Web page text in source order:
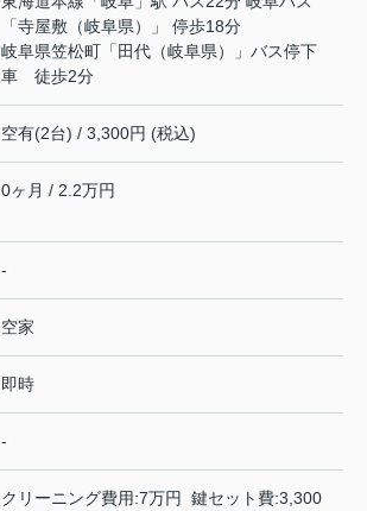
「寺屋敷（岐阜県）」 停歩18分
岐阜県笠松町「田代（岐阜県）」バス停下
車 徒歩2分
空有(2台) / 3,300円 (税込)
0ヶ月 / 2.2万円
-
空家
即時
-
クリーニング費用:7万円 鍵セット費:3,300